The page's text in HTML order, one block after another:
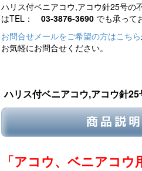
ハリス付ベニアコウ,アコウ針25号の
はTEL： 03-3876-3690 でも承って
お問合せメールをご希望の方はこちら
お気軽にお問合せください。
ハリス付ベニアコウ,アコウ針
商品説
「アコウ、ベニアコウ